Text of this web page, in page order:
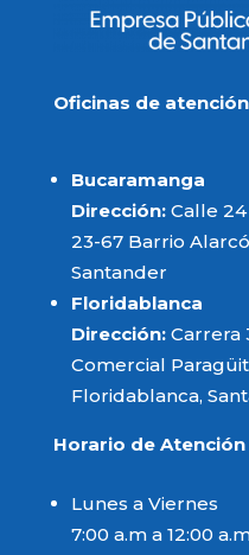
Oficinas de atención
Bucaramanga
Dirección: Calle
23-67 Barrio
Santander
Floridablanca
Dirección: Carrera
Comercial
Floridablanca,
Horario de Atención
Lunes a Viernes
7:00 a.m a 12:00